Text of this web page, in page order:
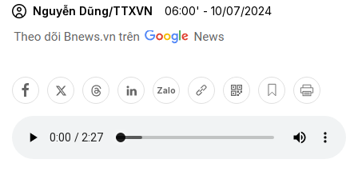
Nguyễn Dũng/TTXVN 06:00' - 10/07/2024
Zalo